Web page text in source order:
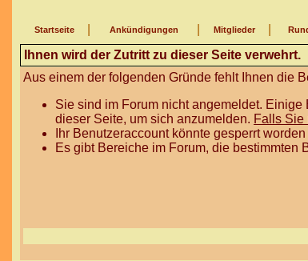
Startseite Ankündigungen Mitglieder
Ihnen wird der Zutritt zu dieser Seite verwehrt.
Aus einem der folgenden Gründe fehlt Ihnen die
Sie sind im Forum nicht angemeldet.
dieser Seite, um sich anzumelden. Falls Sie
Ihr Benutzeraccount könnte gesperrt
Es gibt Bereiche im Forum, die